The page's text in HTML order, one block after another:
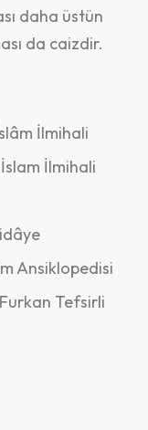
daha üstün
da caizdir.
İlmihali
İlmihali
Ansiklopedisi
Tefsirli